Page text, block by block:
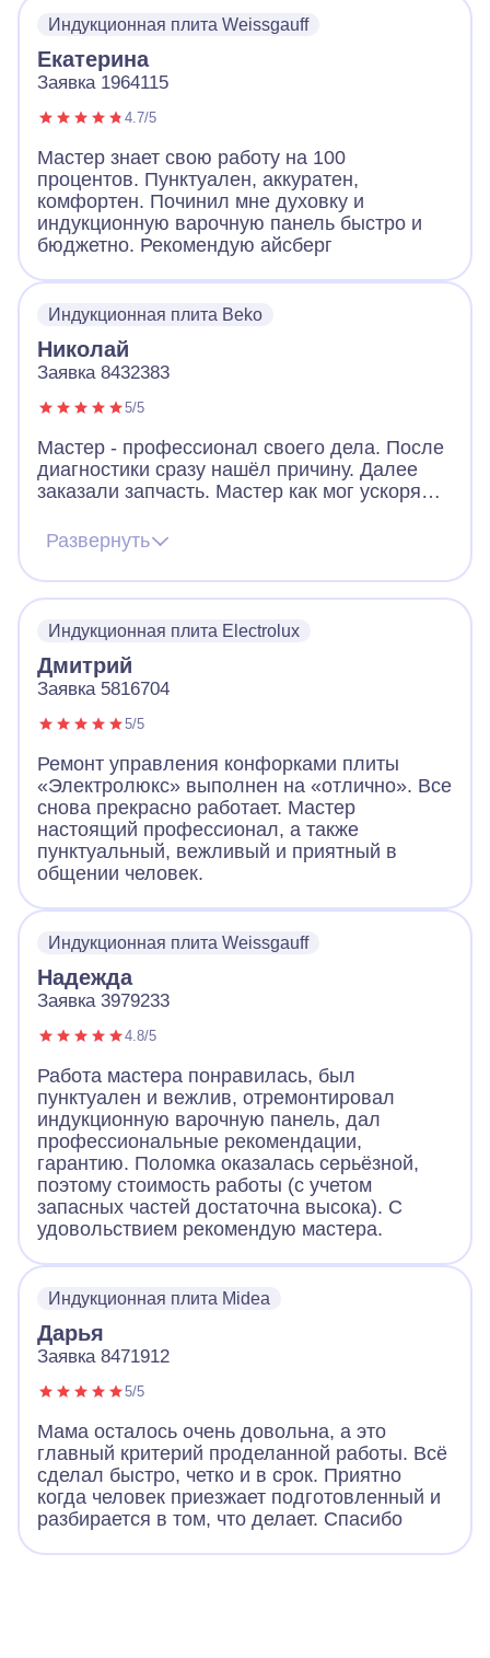
Индукционная плита Weissgauff
Екатерина
Заявка 1964115
4.7/5
Мастер знает свою работу на 100
процентов. Пунктуален, аккуратен,
комфортен. Починил мне духовку и
индукционную варочную панель быстро и
бюджетно. Рекомендую айсберг
Индукционная плита Beko
Николай
Заявка 8432383
5/5
Мастер - профессионал своего дела. После
диагностики сразу нашёл причину. Далее
заказали запчасть. Мастер как мог ускорял
запчасть, поставили, все работает. Видно,
что человек переживает за клиента. Ещё
дал ценные советы по использованию
посуды для плиты. Огромное спасибо!
Развернуть
Индукционная плита Electrolux
Дмитрий
Заявка 5816704
5/5
Ремонт управления конфорками плиты
«Электролюкс» выполнен на «отлично». Все
снова прекрасно работает. Мастер
настоящий профессионал, а также
пунктуальный, вежливый и приятный в
общении человек.
Индукционная плита Weissgauff
Надежда
Заявка 3979233
4.8/5
Работа мастера понравилась, был
пунктуален и вежлив, отремонтировал
индукционную варочную панель, дал
профессиональные рекомендации,
гарантию. Поломка оказалась серьёзной,
поэтому стоимость работы (с учетом
запасных частей достаточна высока). С
удовольствием рекомендую мастера.
Индукционная плита Midea
Дарья
Заявка 8471912
5/5
Мама осталось очень довольна, а это
главный критерий проделанной работы. Всё
сделал быстро, четко и в срок. Приятно
когда человек приезжает подготовленный и
разбирается в том, что делает. Спасибо